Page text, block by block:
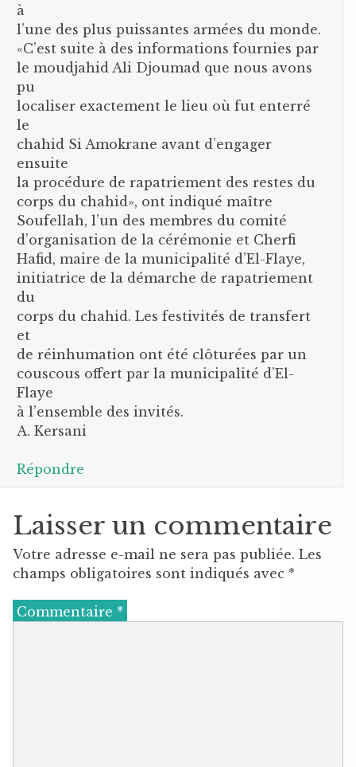
à
l’une des plus puissantes armées du monde.
«C’est suite à des informations fournies par
le moudjahid Ali Djoumad que nous avons
pu
localiser exactement le lieu où fut enterré
le
chahid Si Amokrane avant d’engager
ensuite
la procédure de rapatriement des restes du
corps du chahid», ont indiqué maître
Soufellah, l’un des membres du comité
d’organisation de la cérémonie et Cherfi
Hafid, maire de la municipalité d’El-Flaye,
initiatrice de la démarche de rapatriement
du
corps du chahid. Les festivités de transfert
et
de réinhumation ont été clôturées par un
couscous offert par la municipalité d’El-
Flaye
à l’ensemble des invités.
A. Kersani
Répondre
Laisser un commentaire
Votre adresse e-mail ne sera pas publiée. Les
champs obligatoires sont indiqués avec *
Commentaire *